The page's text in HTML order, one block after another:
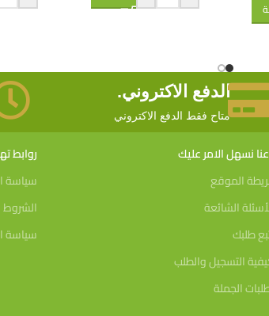
الدفع الاكتروني.
متاح فقط الدفع الاكتروني
نسهل الامر عليك
الموقع
الشائعة
طلبك
التسجيل والطلب
الجملة
روابط
سياسة
الشروط
سياسة